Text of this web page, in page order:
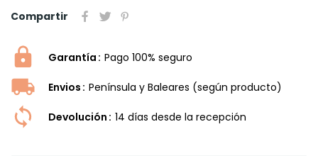
Compartir
Garantía Pago 100% seguro
Envios Península y Baleares (según producto)
Devolución 14 dí­as desde la recepción